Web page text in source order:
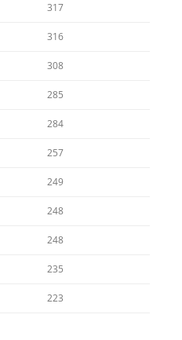
317
316
308
285
284
257
249
248
248
235
223